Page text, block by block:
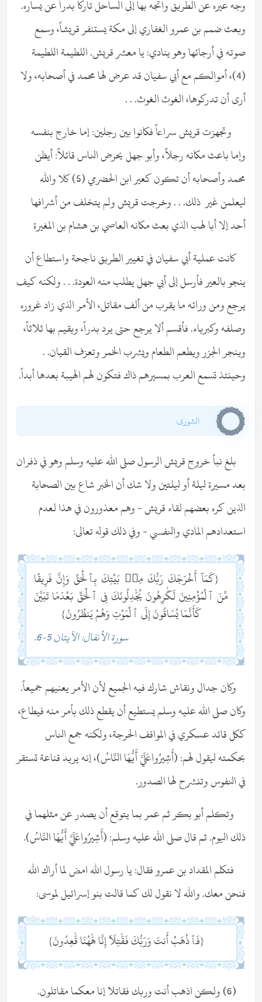
وجه عيره عن الطريق واتجه بها إلى الساحل تاركاً بدراً عن يساره.
وبعث ضمم بن عمرو الغفاري إلى مكة يستنفر قريشاً، وسمع
صوته في أرجائها وهو ينادي: يا معشر قريش. اللطيمة اللطيمة
(4)، أموالكم مع أبي سفيان قد عرض لها محمد في أصحابه، ولا
أرى أن تدركوها، الغوث الغوث. . .
وتجهزت قريش سراعاً فكانوا بين رجلين: إما خارج بنفسه
وإما باعث مكانه رجلاً، وأبو جهل يحرض الناس قائلاً: أيظن
محمد وأصحابه أن تكون كعير ابن الحضرمي (5) كلا والله
ليعلمن غير ذلك. . . وخرجت قريش ولم يتخلف من أشرافها
أحد إلا أبا لهب الذي بعث مكانه العاصي بن هشام بن المغيرة
كانت عملية أبي سفيان في تغيير الطريق ناجحة واستطاع أن
ينجو بالعير فأرسل إلى أبي جهل يطلب منه العودة. . . ولكنه كيف
يرجع ومن ورائه ما يقرب من ألف مقاتل، الأمر الذي زاد غروره
وصلفه وكبرياء. فأقسم ألا يرجع حتى يرد بدراً، ويقيم بها ثلاثاً،
وينجر الجزر ويطعم الطعام ويشرب الخمر وتعزف القيان. .
وحينئذ تسمع العرب بمسيرهم ذاك فتكون لهم الهيبة بعدها أبداً.
الشورى:
بلغ نبأ خروج قريش الرسول صلى الله عليه وسلم وهو في ذفران
بعد مسيرة ليلة أو ليلتين ولا شك أن الخبر شاع بين الصحابة
الذين كره بعضهم لقاء قريش - وهم معذورون في هذا لعدم
استعدادهم المادي والنفسي - وفي ذلك قوله تعالى:
{كَمَآ أَخْرَجَكَ رَبُّكَ مِنۢ بَيْتِكَ بِٱلْحَقِّ وَإِنَّ فَرِيقًا
مِّنَ ٱلْمُؤْمِنِينَ لَكَٰرِهُونَ يُجَٰدِلُونَكَ فِى ٱلْحَقِّ بَعْدَمَا تَبَيَّنَ
كَأَنَّمَا يُسَاقُونَ إِلَى ٱلْمَوْتِ وَهُمْ يَنظُرُونَ}
سورة الأنفال: الآيتان 5-6.
وكان جدال ونقاش شارك فيه الجميع لأن الأمر يعنيهم جميعاً.
وكان صلى الله عليه وسلم يستطيع أن يقطع ذلك بأمر منه فيطاع،
ككل قائد عسكري في المواقف الحرجة، ولكنه جمع الناس
بحكمته ليقول لهم: (أَشِيرُواعَلَيَّ أَيُّهَا النَّاسُ)، إنه يريد قناعة تستقر
في النفوس وتنشرح لها الصدور.
وتكلم أبو بكر ثم عمر بما يتوقع أن يصدر عن مثلهما في
ذلك اليوم. ثم قال صلى الله عليه وسلم: (أَشِيرُواعَلَيَّ أَيُّهَا النَّاسُ).
فتكلم المقداد بن عمرو فقال: يا رسول الله امض لما أراك الله
فنحن معك. والله لا نقول لك كما قالت بنو إسرائيل لموسى:
{فَٱذْهَبْ أَنتَ وَرَبُّكَ فَقَٰتِلَآ إِنَّا هَٰهُنَا قَٰعِدُونَ}
(6) ولكن اذهب أنت وربك فقاتلا إنا معكما مقاتلون.